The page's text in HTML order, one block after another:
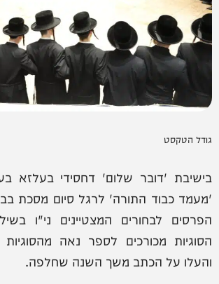
גודל הטקסט
בישיבת 'דובר שלום' דחסידי בעלזא
'מעמד כבוד התורה' לרגל סיום מסכת
הפרסים לבחורים המצטיינים ני"ו
הסוגיות מכורכים לספר נאה
והעלו על הכתב משך השנה שחלפה.